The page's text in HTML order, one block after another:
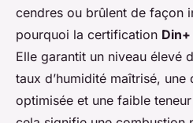
cendres ou brûlent de façon
pourquoi la certification Din+
Elle garantit un niveau élevé
taux d’humidité maîtrisé, une
optimisée et une faible